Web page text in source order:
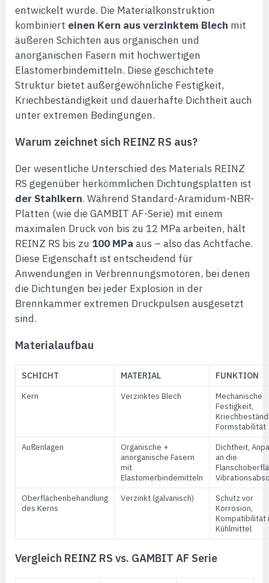
entwickelt wurde. Die Materialkonstruktion
kombiniert einen Kern aus verzinktem Blech mit
äußeren Schichten aus organischen und
anorganischen Fasern mit hochwertigen
Elastomerbindemitteln. Diese geschichtete
Struktur bietet außergewöhnliche Festigkeit,
Kriechbeständigkeit und dauerhafte Dichtheit auch
unter extremen Bedingungen.
Warum zeichnet sich REINZ RS aus?
Der wesentliche Unterschied des Materials REINZ
RS gegenüber herkömmlichen Dichtungsplatten ist
der Stahlkern. Während Standard-Aramidum-NBR-
Platten (wie die GAMBIT AF-Serie) mit einem
maximalen Druck von bis zu 12 MPa arbeiten, hält
REINZ RS bis zu 100 MPa aus – also das Achtfache.
Diese Eigenschaft ist entscheidend für
Anwendungen in Verbrennungsmotoren, bei denen
die Dichtungen bei jeder Explosion in der
Brennkammer extremen Druckpulsen ausgesetzt
sind.
Materialaufbau
SCHICHT MATERIAL FUNKTION
Kern Verzinktes Blech
Mechanische
Festigkeit,
Formstabilität
Außenlagen
Organische +
anorganische Fasern
mit
Elastomerbindemitteln
Dichtheit,
an die
Oberflächenbehandlung
des Kerns
Verzinkt (galvanisch)
Schutz vor
Korrosion,
Kompatibilität
Kühlmittel
Vergleich REINZ RS vs. GAMBIT AF Serie